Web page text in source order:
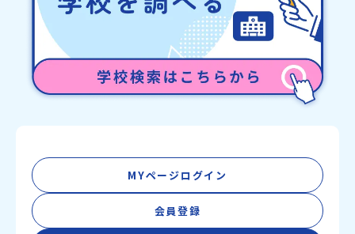
MYページログイン
会員登録